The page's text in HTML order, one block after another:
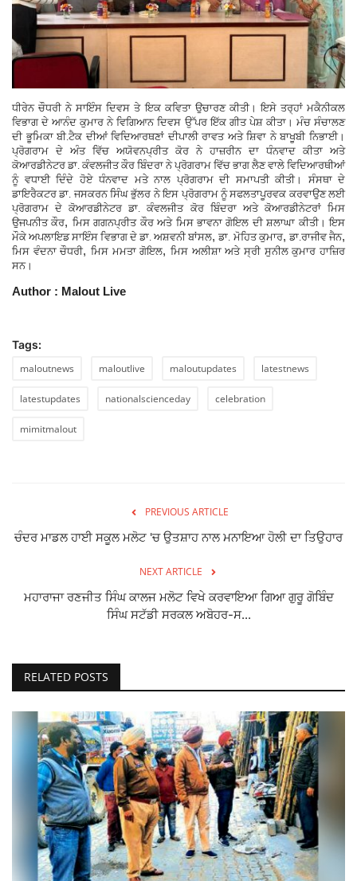
Contact Us
ਧੀਰੇਨ ਚੌਧਰੀ ਨੇ ਸਾਇੰਸ ਦਿਵਸ ਤੇ ਇਕ ਕਵਿਤਾ ਉਚਾਰਣ ਕੀਤੀ। ਇਸੇ ਤਰ੍ਹਾਂ ਮਕੈਨੀਕਲ
ਵਿਭਾਗ ਦੇ ਆਨੰਦ ਕੁਮਾਰ ਨੇ ਵਿਗਿਆਨ ਦਿਵਸ ਉੱਪਰ ਇੱਕ ਗੀਤ ਪੇਸ਼ ਕੀਤਾ। ਮੰਚ ਸੰਚਾਲਣ
ਦੀ ਭੂਮਿਕਾ ਬੀ.ਟੈਕ ਦੀਆਂ ਵਿਦਿਆਰਥਣਾਂ ਦੀਪਾਲੀ ਰਾਵਤ ਅਤੇ ਸ਼ਿਵਾ ਨੇ ਬਾਖੂਬੀ ਨਿਭਾਈ।
ਪ੍ਰੋਗਰਾਮ ਦੇ ਅੰਤ ਵਿੱਚ ਅਯੋਵਨਪ੍ਰੀਤ ਕੋਰ ਨੇ ਹਾਜ਼ਰੀਨ ਦਾ ਧੰਨਵਾਦ ਕੀਤਾ ਅਤੇ
ਕੋਆਰਡੀਨੇਟਰ ਡਾ. ਕੰਵਲਜੀਤ ਕੌਰ ਬਿੰਦਰਾ ਨੇ ਪ੍ਰੋਗਰਾਮ ਵਿੱਚ ਭਾਗ ਲੈਣ ਵਾਲੇ ਵਿਦਿਆਰਥੀਆਂ
ਨੂੰ ਵਧਾਈ ਦਿੰਦੇ ਹੋਏ ਧੰਨਵਾਦ ਮਤੇ ਨਾਲ ਪ੍ਰੋਗਰਾਮ ਦੀ ਸਮਾਪਤੀ ਕੀਤੀ। ਸੰਸਥਾ ਦੇ
ਡਾਇਰੈਕਟਰ ਡਾ. ਜਸਕਰਨ ਸਿੰਘ ਭੁੱਲਰ ਨੇ ਇਸ ਪ੍ਰੋਗਰਾਮ ਨੂੰ ਸਫਲਤਾਪੂਰਵਕ ਕਰਵਾਉਣ ਲਈ
ਪ੍ਰੋਗਰਾਮ ਦੇ ਕੋਆਰਡੀਨੇਟਰ ਡਾ. ਕੰਵਲਜੀਤ ਕੋਰ ਬਿੰਦਰਾ ਅਤੇ ਕੋਆਰਡੀਨੇਟਰਾਂ ਮਿਸ
ਉਜਪਨੀਤ ਕੌਰ, ਮਿਸ ਗਗਨਪ੍ਰੀਤ ਕੌਰ ਅਤੇ ਮਿਸ ਭਾਵਨਾ ਗੋਇਲ ਦੀ ਸ਼ਲਾਘਾ ਕੀਤੀ। ਇਸ
ਮੌਕੇ ਅਪਲਾਇਡ ਸਾਇੰਸ ਵਿਭਾਗ ਦੇ ਡਾ. ਅਸ਼ਵਨੀ ਬਾਂਸਲ,ਡਾ. ਮੋਹਿਤ ਕੁਮਾਰ, ਡਾ.ਰਾਜੀਵ ਜੈਨ,
ਮਿਸ ਵੰਦਨਾ ਚੌਧਰੀ,ਮਿਸ ਮਮਤਾ ਗੋਇਲ,ਮਿਸ ਅਲੀਸ਼ਾ ਅਤੇ ਸ੍ਰੀ ਸੁਨੀਲ ਕੁਮਾਰ ਹਾਜ਼ਿਰ
ਸਨ।
Author : Malout Live
Tags:
maloutnews
maloutlive maloutupdates latestnews
latestupdates nationalscienceday celebration
mimitmalout
PREVIOUS ARTICLE
ਚੰਦਰ ਮਾਡਲ ਹਾਈ ਸਕੂਲ ਮਲੋਟ 'ਚ ਉਤਸ਼ਾਹ ਨਾਲ ਮਨਾਇਆ ਹੋਲੀ ਦਾ ਤਿਉਹਾਰ
NEXT ARTICLE
ਮਹਾਰਾਜਾ ਰਣਜੀਤ ਸਿੰਘ ਕਾਲਜ ਮਲੋਟ ਵਿਖੇ ਕਰਵਾਇਆ ਗਿਆ ਗੁਰੂ ਗੋਬਿੰਦ
ਸਿੰਘ ਸਟੱਡੀ ਸਰਕਲ ਅਬੋਹਰ-ਸ...
RELATED POSTS